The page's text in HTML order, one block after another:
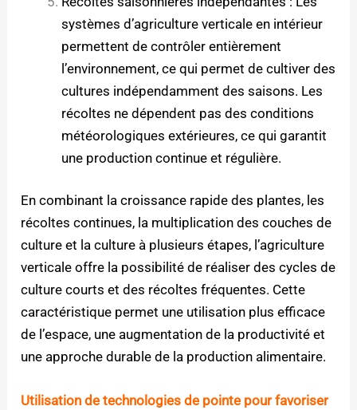
systèmes d’agriculture verticale en intérieur
permettent de contrôler entièrement
l’environnement, ce qui permet de cultiver des
cultures indépendamment des saisons. Les
récoltes ne dépendent pas des conditions
météorologiques extérieures, ce qui garantit
une production continue et régulière.
En combinant la croissance rapide des plantes, les
récoltes continues, la multiplication des couches de
culture et la culture à plusieurs étapes, l’agriculture
verticale offre la possibilité de réaliser des cycles de
culture courts et des récoltes fréquentes. Cette
caractéristique permet une utilisation plus efficace
de l’espace, une augmentation de la productivité et
une approche durable de la production alimentaire.
Utilisation de technologies de pointe pour favoriser